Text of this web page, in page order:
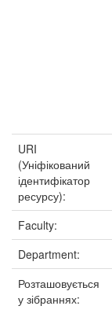
URI
(Уніфікований
ідентифікатор
ресурсу):
Faculty:
Department:
Розташовується
у зібраннях: